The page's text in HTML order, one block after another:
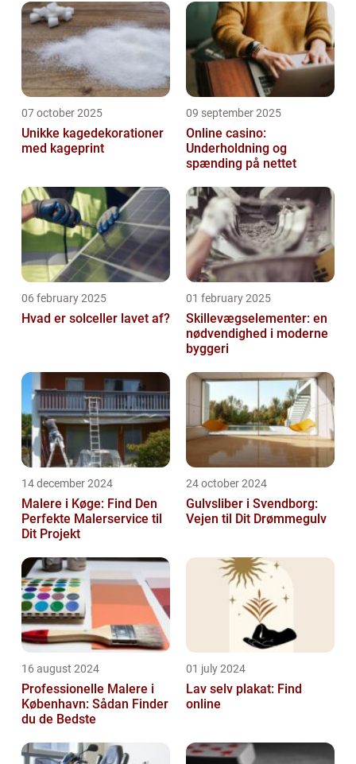
07 october 2025
Unikke kagedekorationer
med kageprint
09 september 2025
Online casino:
Underholdning og
spænding på nettet
06 february 2025
Hvad er solceller lavet af?
01 february 2025
Skillevægselementer: en
nødvendighed i moderne
byggeri
14 december 2024
Malere i Køge: Find Den
Perfekte Malerservice til
Dit Projekt
24 october 2024
Gulvsliber i Svendborg:
Vejen til Dit Drømmegulv
16 august 2024
Professionelle Malere i
København: Sådan Finder
du de Bedste
01 july 2024
Lav selv plakat: Find
online